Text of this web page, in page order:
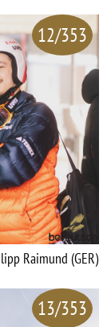
12/353
Raimund (GER)
13/353